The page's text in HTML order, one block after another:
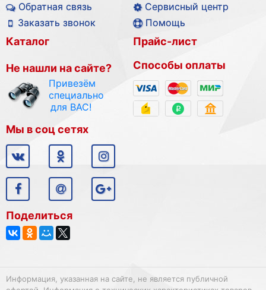
Обратная связь
Заказать звонок
Сервисный центр
Помощь
Каталог
Не нашли на сайте?
Привезём
специально
для ВАС!
Прайс-лист
Способы оплаты
Мы в соц сетях
Поделиться
Информация, указанная на сайте, не является публичной